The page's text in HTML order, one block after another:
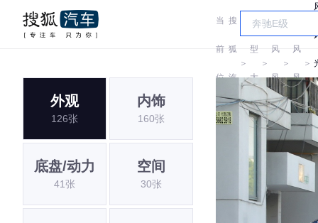
当
前
位
置:
搜
狐
汽
车
＞
车
型
大
全
＞
东
风
风
光
＞
风
风
光
＞
外观
126张
内饰
160张
底盘/动力
41张
空间
30张